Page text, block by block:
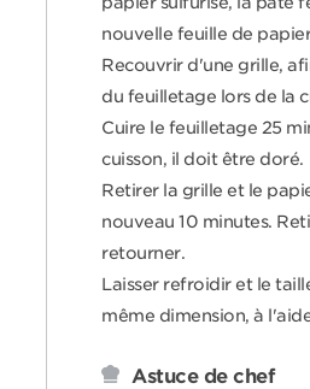
nouvelle feuille de
Recouvrir d'une grille,
du feuilletage lors de la
Cuire le feuilletage 25
cuisson, il doit être doré.
Retirer la grille et le
nouveau 10 minutes.
retourner.
Laisser refroidir et le
même dimension, à
Astuce de chef